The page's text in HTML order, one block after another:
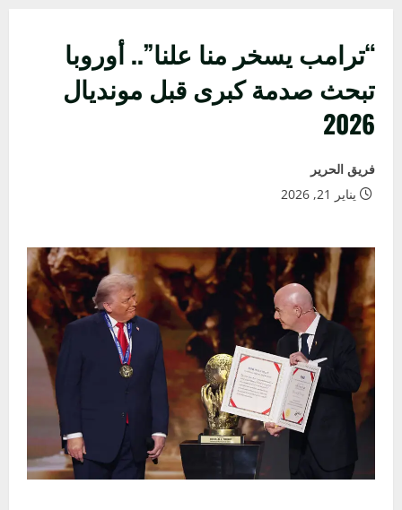
“ترامب يسخر منا علنا”.. أوروبا
تبحث صدمة كبرى قبل مونديال
2026
فريق الحرير
يناير 21, 2026